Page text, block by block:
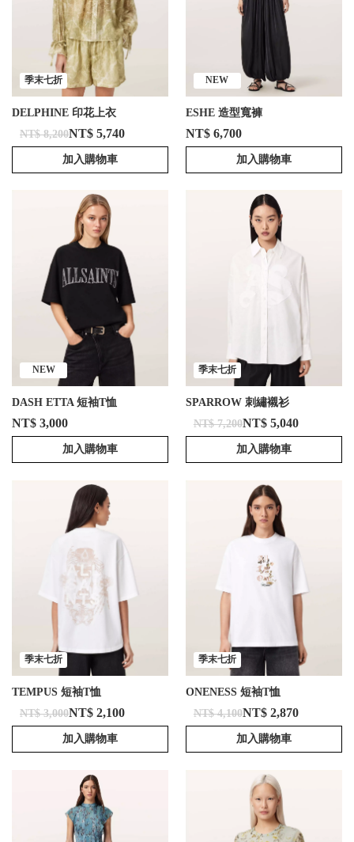
季末七折
DELPHINE 印花上衣
NT$ 8,200NT$ 5,740
加入購物車
NEW
ESHE 造型寬褲
NT$ 6,700
加入購物車
NEW
DASH ETTA 短袖T恤
NT$ 3,000
加入購物車
季末七折
SPARROW 刺繡襯衫
NT$ 7,200NT$ 5,040
加入購物車
季末七折
TEMPUS 短袖T恤
NT$ 3,000NT$ 2,100
加入購物車
季末七折
ONENESS 短袖T恤
NT$ 4,100NT$ 2,870
加入購物車